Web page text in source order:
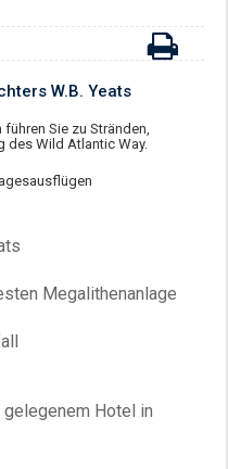
W.B. Yeats
Sie zu Stränden,
des Wild Atlantic Way.
Megalithenanlage
gelegenem Hotel in